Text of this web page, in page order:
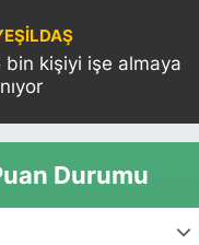
bin kişiyi işe almaya
Durumu